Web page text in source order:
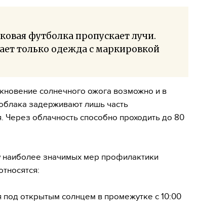
футболка пропускает лучи.
только одежда с маркировкой
солнечного ожога возможно и в
задерживают лишь часть
Через облачность способно проходить до 80
наиболее значимых мер профилактики
открытым солнцем в промежутке с 10:00